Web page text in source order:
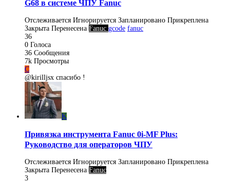
G68 в системе ЧПУ Fanuc
Отслеживается Игнорируется Запланировано Прикреплена
Закрыта Перенесена Fanuc gcode fanuc
36
0 Голоса
36 Сообщения
7k Просмотры
C
@kirilljsx спасибо !
K
Привязка инструмента Fanuc 0i-MF Plus:
Руководство для операторов ЧПУ
Отслеживается Игнорируется Запланировано Прикреплена
Закрыта Перенесена Fanuc
3